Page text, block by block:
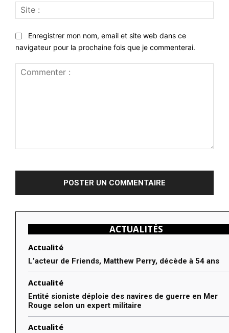
:
Enregistrer mon nom, email et site web dans ce
navigateur pour la prochaine fois que je commenterai.
ACTUALITÉS
Actualité
L’acteur de Friends, Matthew Perry, décède à 54 ans
Actualité
Entité sioniste déploie des navires de guerre en Mer
Rouge selon un expert militaire
Actualité